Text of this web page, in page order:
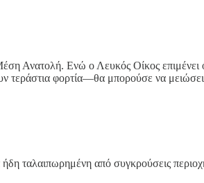
Ανατολή. Ενώ ο Λευκός Οίκος επιμένει
τεράστια φορτία—θα μπορούσε να
ταλαιπωρημένη από συγκρούσεις